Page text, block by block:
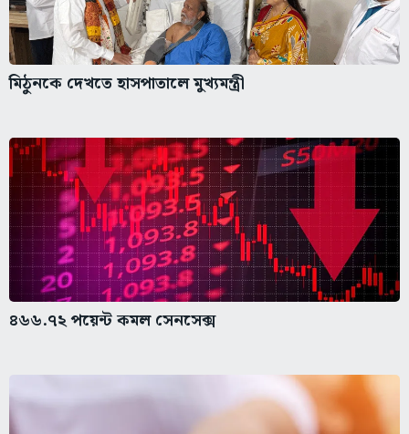
মিঠুনকে দেখতে হাসপাতালে মুখ্যমন্ত্রী
৪৬৬.৭২ পয়েন্ট কমল সেনসেক্স